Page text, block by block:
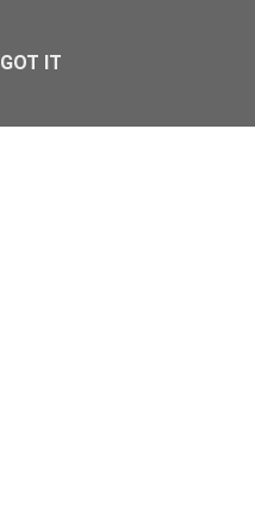
GOT IT